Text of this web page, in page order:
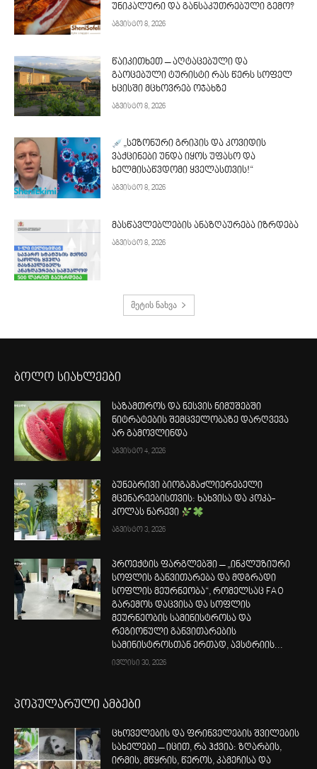
უნიკალური და განსაკუთრებული გემო?
აგვისტო 8, 2026
წაიკითხეთ – აღტაცებული და
გაოცებული ტურისტი რას წერს სოფელ
ხცისში მცხოვრებ ოჯახზე
აგვისტო 8, 2026
„სეზონური გრიპის და კოვიდის
ვაქცინები უნდა იყოს უფასო და
ხელმისაწვდომი ყველასთვის!“
აგვისტო 8, 2026
მასწავლებლების ანაზღაურება იზრდება
აგვისტო 8, 2026
მეტის ნახვა
ბოლო სიახლეები
საზამთროს და ნესვის ნიმუშებში
ნიტრატების შემცველობაზე დარღვევა
არ გამოვლინდა
აგვისტო 4, 2026
ბუნებრივი ბიოგამაძლიერებელი
მცენარეებისთვის: ხახვისა და კოკა-
კოლას ნარევი
აგვისტო 3, 2026
პროექტის ფარგლებში – „ინკლუზიური
სოფლის განვითარება და მდგრადი
სოფლის მეურნეობა“, რომელსაც FAO
გარემოს დაცვისა და სოფლის
მეურნეობის სამინისტროსა და
რეგიონული განვითარების
სამინისტროსთან ერთად, ავსტრიის...
ივლისი 30, 2026
პოპულარული ამბები
ცხოველების და ფრინველების შვილების
სახელები – იცით, რა ჰქვია: ზღარბის,
ირმის, მწყრის, წეროს, კამეჩისა და